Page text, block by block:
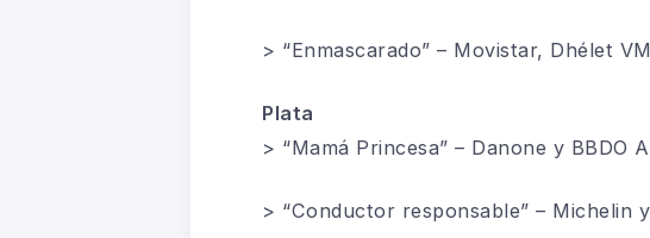
> “Enmascarado” – Movistar, Dhélet
Plata
> “Mamá Princesa” – Danone y BBDO
> “Conductor responsable” – Michelin